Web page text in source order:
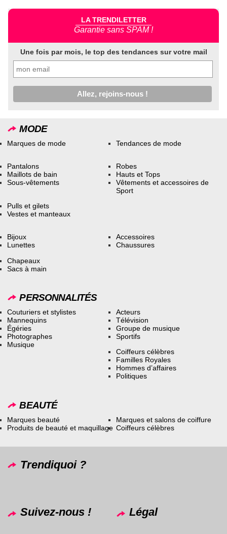
LA TRENDILETTER
Garantie sans SPAM !
Une fois par mois, le top des tendances sur votre mail
MODE
Marques de mode Tendances de mode
Pantalons
Maillots de bain
Sous-vêtements
Robes
Hauts et Tops
Vêtements et accessoires de
Sport
Pulls et gilets
Vestes et manteaux
Bijoux
Lunettes
Accessoires
Chaussures
Chapeaux
Sacs à main
PERSONNALITÉS
Couturiers et stylistes
Mannequins
Égéries
Photographes
Musique
Acteurs
Télévision
Groupe de musique
Sportifs
Coiffeurs célèbres
Familles Royales
Hommes d’affaires
Politiques
BEAUTÉ
Marques beauté
Produits de beauté et maquillage
Marques et salons de coiffure
Coiffeurs célèbres
Trendiquoi ?
Suivez-nous ! Légal